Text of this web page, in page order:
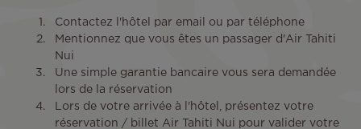
Contactez l'hôtel par email ou par téléphone
Mentionnez que vous êtes un passager d'Air Tahiti
Nui
Une simple garantie bancaire vous sera demandée
lors de la réservation
Lors de votre arrivée à l'hôtel, présentez votre
réservation / billet Air Tahiti Nui pour valider votre